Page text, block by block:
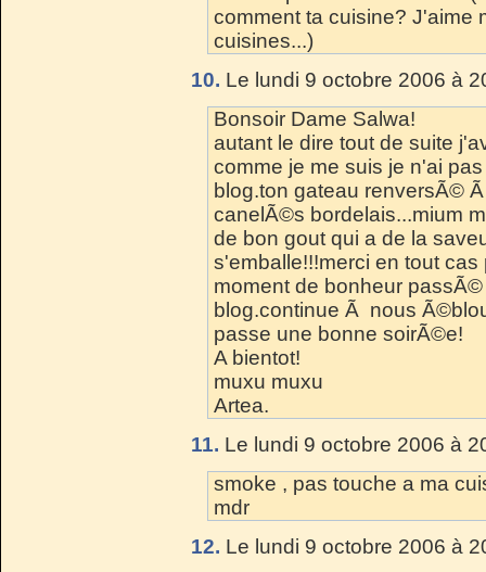
comment ta cuisine? J'aime
cuisines...)
10. Le lundi 9 octobre 2006 à
Bonsoir Dame Salwa!
autant le dire tout de suite
comme je me suis je n'ai
blog.ton gateau renversÃ©
canelÃ©s bordelais...mium
de bon gout qui a de la
s'emballe!!!merci en tout
moment de bonheur
blog.continue Ã nous
passe une bonne soirÃ©e!
A bientot!
muxu muxu
Artea.
11. Le lundi 9 octobre 2006 à
smoke , pas touche a ma
mdr
12. Le lundi 9 octobre 2006 à